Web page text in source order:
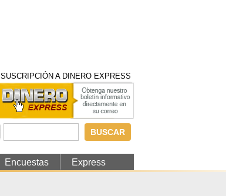
SUSCRIPCIÓN A DINERO EXPRESS
Formulario de
búsqueda
Encuestas Express